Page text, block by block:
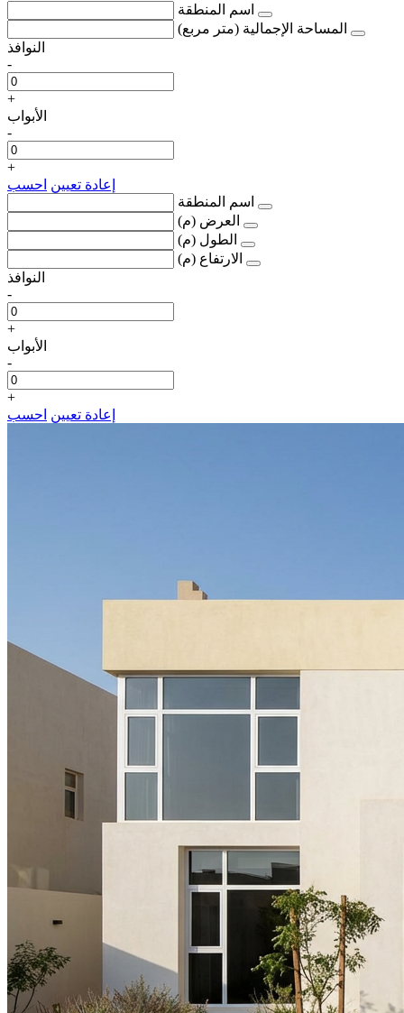
اسم المنطقة
المساحة الإجمالية (متر مربع)
النوافذ
-
+
الأبواب
-
+
إعادة تعيين احسب
اسم المنطقة
العرض (م)
الطول (م)
الارتفاع (م)
النوافذ
-
+
الأبواب
-
+
إعادة تعيين احسب